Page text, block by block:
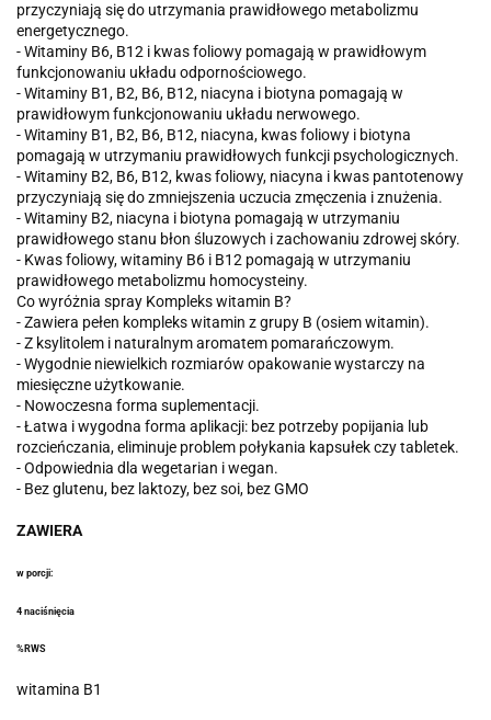
przyczyniają się do utrzymania prawidłowego metabolizmu
energetycznego.
- Witaminy B6, B12 i kwas foliowy pomagają w prawidłowym
funkcjonowaniu układu odpornościowego.
- Witaminy B1, B2, B6, B12, niacyna i biotyna pomagają w
prawidłowym funkcjonowaniu układu nerwowego.
- Witaminy B1, B2, B6, B12, niacyna, kwas foliowy i biotyna
pomagają w utrzymaniu prawidłowych funkcji psychologicznych.
- Witaminy B2, B6, B12, kwas foliowy, niacyna i kwas pantotenowy
przyczyniają się do zmniejszenia uczucia zmęczenia i znużenia.
- Witaminy B2, niacyna i biotyna pomagają w utrzymaniu
prawidłowego stanu błon śluzowych i zachowaniu zdrowej skóry.
- Kwas foliowy, witaminy B6 i B12 pomagają w utrzymaniu
prawidłowego metabolizmu homocysteiny.
Co wyróżnia spray Kompleks witamin B?
- Zawiera pełen kompleks witamin z grupy B (osiem witamin).
- Z ksylitolem i naturalnym aromatem pomarańczowym.
- Wygodnie niewielkich rozmiarów opakowanie wystarczy na
miesięczne użytkowanie.
- Nowoczesna forma suplementacji.
- Łatwa i wygodna forma aplikacji: bez potrzeby popijania lub
rozcieńczania, eliminuje problem połykania kapsułek czy tabletek.
- Odpowiednia dla wegetarian i wegan.
- Bez glutenu, bez laktozy, bez soi, bez GMO
ZAWIERA
w porcji:
4 naciśnięcia
%RWS
witamina B1